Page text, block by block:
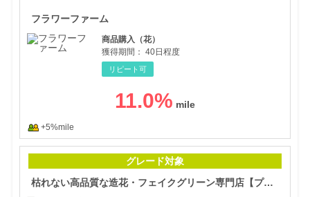
フラワーファーム
商品購入（花）
獲得期間： 40日程度
リピート可
11.0%
+5%mile
グレード対象
枯れない高品質な造花・フェイクグリーン専門店【プリマオンライン】